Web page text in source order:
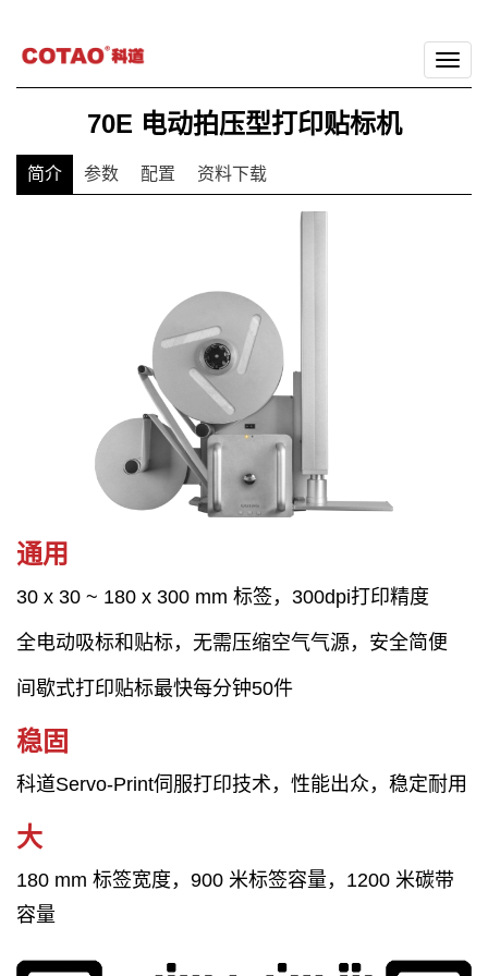
切
换
70E 电动拍压型打印贴标机
简介 参数 配置 资料下载
通用
30 x 30 ~ 180 x 300 mm 标签，300dpi打印精度
全电动吸标和贴标，无需压缩空气气源，安全简便
间歇式打印贴标最快每分钟50件
稳固
科道Servo-Print伺服打印技术，性能出众，稳定耐用
大
180 mm 标签宽度，900 米标签容量，1200 米碳带
容量